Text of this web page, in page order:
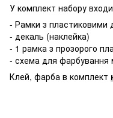
У комплект набору
- Рамки з пластиковими
- декаль (наклейка)
- 1 рамка з прозорого
- схема для фарбування
Клей, фарба в комплект